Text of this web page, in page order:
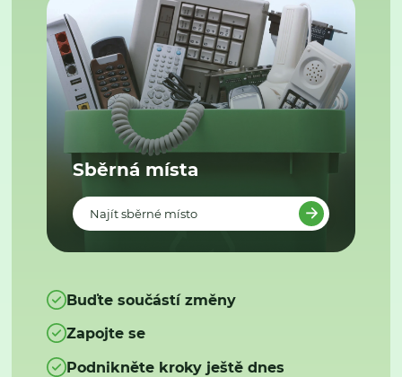
Sběrná místa
Najít sběrné místo
Buďte součástí změny
Zapojte se
Podnikněte kroky ještě dnes